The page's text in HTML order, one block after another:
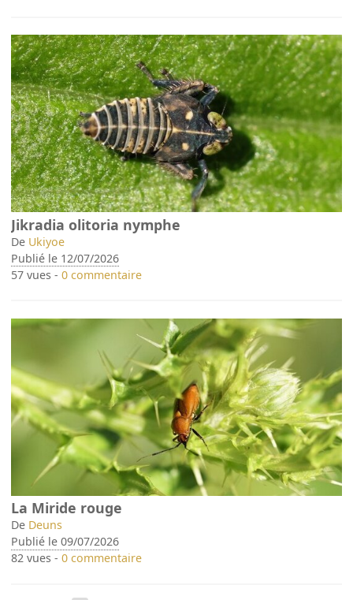
Jikradia olitoria nymphe
De Ukiyoe
Publié le 12/07/2026
57 vues -0 commentaire
La Miride rouge
De Deuns
Publié le 09/07/2026
82 vues -0 commentaire